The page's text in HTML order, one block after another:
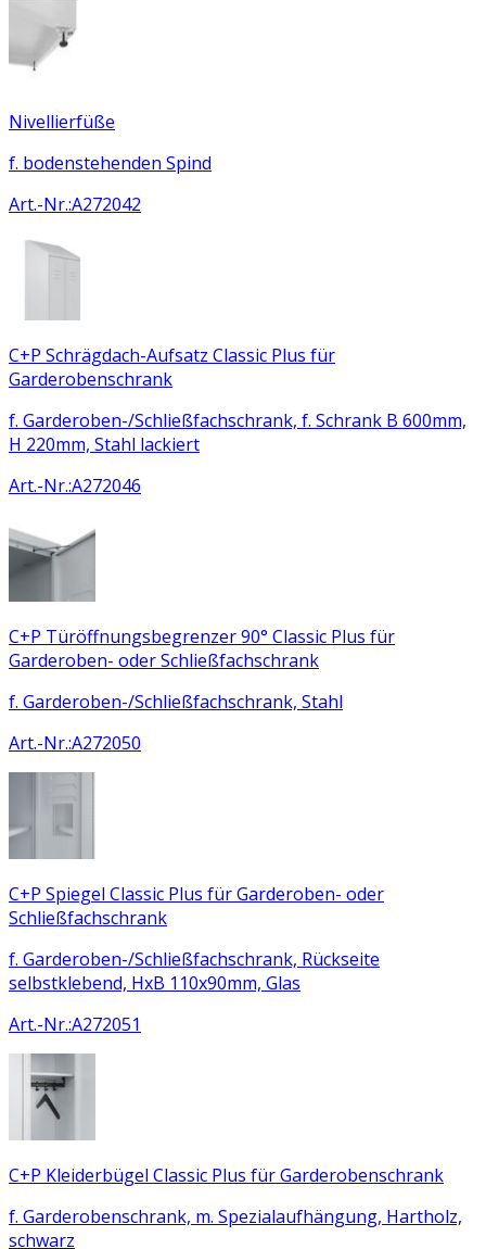
Nivellierfüße
f. bodenstehenden Spind
Art.-Nr.:A272042
C+P Schrägdach-Aufsatz Classic Plus für
Garderobenschrank
f. Garderoben-/Schließfachschrank, f. Schrank B 600mm,
H 220mm, Stahl lackiert
Art.-Nr.:A272046
C+P Türöffnungsbegrenzer 90° Classic Plus für
Garderoben- oder Schließfachschrank
f. Garderoben-/Schließfachschrank, Stahl
Art.-Nr.:A272050
C+P Spiegel Classic Plus für Garderoben- oder
Schließfachschrank
f. Garderoben-/Schließfachschrank, Rückseite
selbstklebend, HxB 110x90mm, Glas
Art.-Nr.:A272051
C+P Kleiderbügel Classic Plus für Garderobenschrank
f. Garderobenschrank, m. Spezialaufhängung, Hartholz,
schwarz